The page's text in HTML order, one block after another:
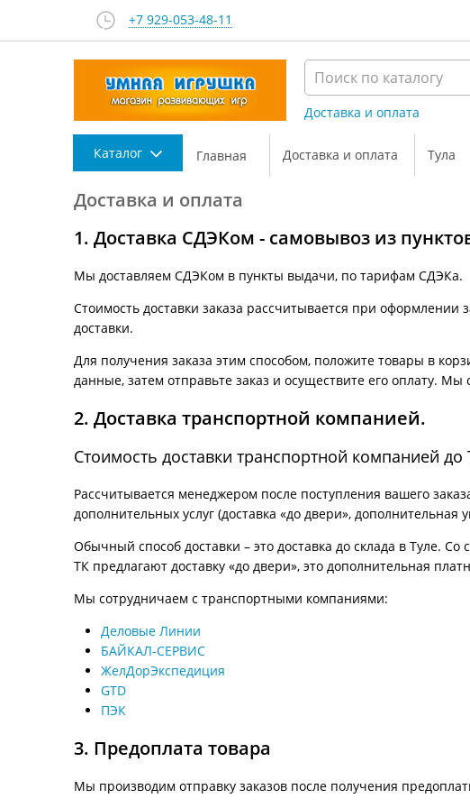
+7 929-053-48-11
Доставка и оплата
Каталог Главная Доставка и оплата Тула
Доставка и оплата
1. Доставка СДЭКом - самовывоз из
Мы доставляем СДЭКом в пункты выдачи, по тарифам СДЭКа.
Стоимость доставки заказа рассчитывается при оформлении
доставки.
Для получения заказа этим способом, положите товары в
данные, затем отправьте заказ и осуществите его оплату. Мы
2. Доставка транспортной компанией.
Стоимость доставки транспортной компанией до
Рассчитывается менеджером после поступления вашего
дополнительных услуг (доставка «до двери», дополнительная
Обычный способ доставки – это доставка до склада в Туле.
ТК предлагают доставку «до двери», это дополнительная
Мы сотрудничаем с транспортными компаниями:
Деловые Линии
БАЙКАЛ-СЕРВИС
ЖелДорЭкспедиция
GTD
ПЭК
3. Предоплата товара
Мы производим отправку заказов после получения